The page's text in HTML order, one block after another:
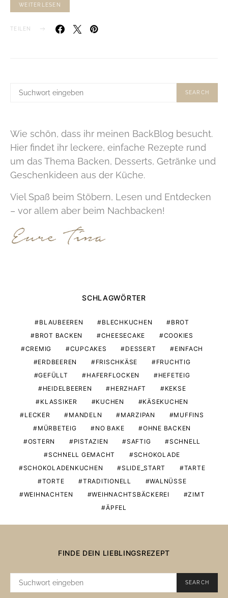
WEITERLESEN
TEILEN
SUCHE
SEARCH
Wie schön, dass ihr meinen BackBlog besucht.
Hier findet ihr leckere, einfache Rezepte rund
um das Thema Backen, Desserts, Getränke und
Geschenkideen aus der Küche.
Viel Spaß beim Stöbern, Lesen und Entdecken
– vor allem aber beim Nachbacken!
SCHLAGWÖRTER
BLAUBEEREN BLECHKUCHEN
BROT
BROT BACKEN
CHEESECAKE
COOKIES
CREMIG
CUPCAKES DESSERT
EINFACH
ERDBEEREN
FRISCHKÄSE
FRUCHTIG
GEFÜLLT
HAFERFLOCKEN
HEFETEIG
HEIDELBEEREN
HERZHAFT
KEKSE
KLASSIKER
KUCHEN
KÄSEKUCHEN
LECKER
MANDELN MARZIPAN
MUFFINS
MÜRBETEIG
NO BAKE
OHNE BACKEN
OSTERN
PISTAZIEN SAFTIG
SCHNELL
SCHNELL GEMACHT
SCHOKOLADE
SCHOKOLADENKUCHEN
SLIDE_START
TARTE
TORTE
TRADITIONELL
WALNÜSSE
WEIHNACHTEN
WEIHNACHTSBÄCKEREI
ZIMT
ÄPFEL
FINDE DEIN LIEBLINGSREZEPT
SUCHE
SEARCH